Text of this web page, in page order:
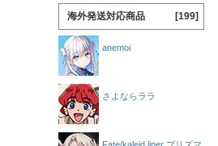
海外発送対応商品 [199]
anemoi
さよならララ